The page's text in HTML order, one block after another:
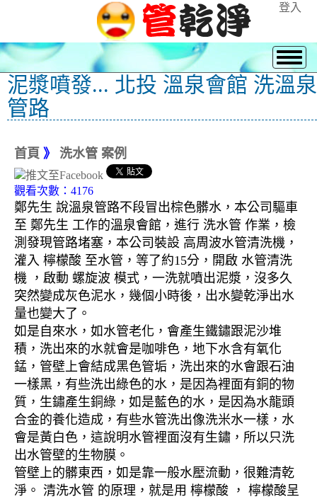
登入
泥漿噴發... 北投 溫泉會館 洗溫泉
管路
首頁 》 洗水管 案例
觀看次數：4176
鄭先生 說溫泉管路不段冒出棕色髒水，本公司驅車
至 鄭先生 工作的溫泉會館，進行 洗水管 作業，檢
測發現管路堵塞，本公司裝設 高周波水管清洗機，
灌入 檸檬酸 至水管，等了約15分，開啟 水管清洗
機 ，啟動 螺旋波 模式，一洗就噴出泥漿，沒多久
突然變成灰色泥水，幾個小時後，出水變乾淨出水
量也變大了。
如是自來水，如水管老化，會產生鐵鏽跟泥沙堆
積，洗出來的水就會是咖啡色，地下水含有氧化
錳，管壁上會結成黑色管垢，洗出來的水會跟石油
一樣黑，有些洗出綠色的水，是因為裡面有銅的物
質，生鏽產生銅綠，如是藍色的水，是因為水龍頭
合金的養化造成，有些水管洗出像洗米水一樣，水
會是黃白色，這說明水管裡面沒有生鏽，所以只洗
出水管壁的生物膜。
管壁上的髒東西，如是靠一般水壓流動，很難清乾
淨。 清洗水管 的原理，就是用 檸檬酸 ， 檸檬酸呈